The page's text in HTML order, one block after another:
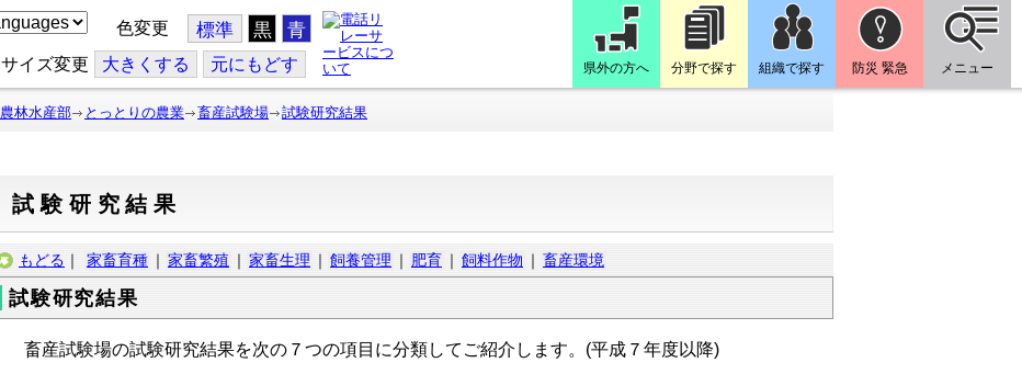
色変更 標準 黒 青
サイズ変更 大きくする 元にもどす 県外の方へ 分野で探す 組織で探す 防災 緊急 メニュー
農林水産部 とっとりの農業 畜産試験場 試験研究結果
試験研究結果
もどる ｜ 家畜育種 ｜ 家畜繁殖 ｜ 家畜生理 ｜ 飼養管理 ｜ 肥育 ｜ 飼料作物 ｜ 畜産環境
試験研究結果
畜産試験場の試験研究結果を次の７つの項目に分類してご紹介します。(平成７年度以降)